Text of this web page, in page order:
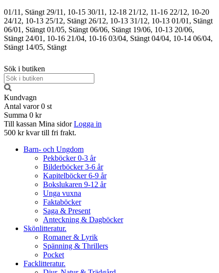
01/11, Stängt 29/11, 10-15 30/11, 12-18 21/12, 11-16 22/12, 10-20
24/12, 10-13 25/12, Stängt 26/12, 10-13 31/12, 10-13 01/01, Stängt
06/01, Stängt 01/05, Stängt 06/06, Stängt 19/06, 10-13 20/06,
Stängt 24/01, 10-16 21/04, 10-16 03/04, Stängt 04/04, 10-14 06/04,
Stängt 14/05, Stängt
Sök i butiken
Kundvagn
Antal varor 0 st
Summa 0 kr
Till kassan Mina sidor Logga in
500 kr kvar till fri frakt.
Barn- och Ungdom
Pekböcker 0-3 år
Bilderböcker 3-6 år
Kapitelböcker 6-9 år
Bokslukaren 9-12 år
Unga vuxna
Faktaböcker
Saga & Present
Anteckning & Dagböcker
Skönlitteratur.
Romaner & Lyrik
Spänning & Thrillers
Pocket
Facklitteratur.